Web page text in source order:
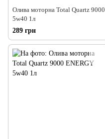
Олива моторна Total Quartz 9000
5w40 1л
289 грн